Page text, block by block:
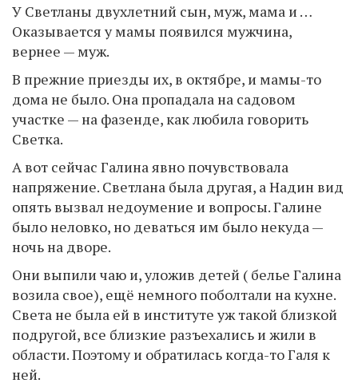
У Светланы двухлетний сын, муж, мама и …
Оказывается у мамы появился мужчина,
вернее — муж.
В прежние приезды их, в октябре, и мамы-то
дома не было. Она пропадала на садовом
участке — на фазенде, как любила говорить
Светка.
А вот сейчас Галина явно почувствовала
напряжение. Светлана была другая, а Надин вид
опять вызвал недоумение и вопросы. Галине
было неловко, но деваться им было некуда —
ночь на дворе.
Они выпили чаю и, уложив детей ( белье Галина
возила свое), ещё немного поболтали на кухне.
Света не была ей в институте уж такой близкой
подругой, все близкие разъехались и жили в
области. Поэтому и обратилась когда-то Галя к
ней.